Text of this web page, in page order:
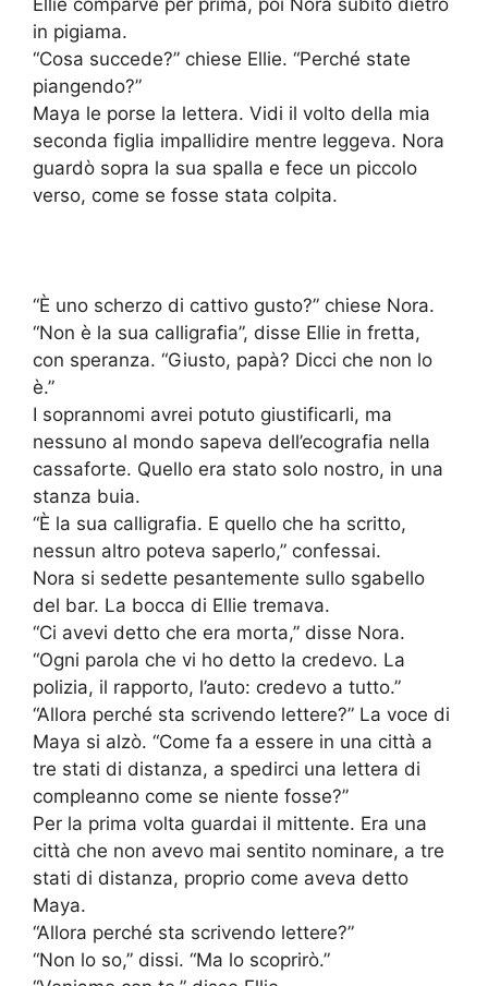
Ellie comparve per prima, poi Nora subito dietro
in pigiama.
“Cosa succede?” chiese Ellie. “Perché state
piangendo?”
Maya le porse la lettera. Vidi il volto della mia
seconda figlia impallidire mentre leggeva. Nora
guardò sopra la sua spalla e fece un piccolo
verso, come se fosse stata colpita.
“È uno scherzo di cattivo gusto?” chiese Nora.
“Non è la sua calligrafia”, disse Ellie in fretta,
con speranza. “Giusto, papà? Dicci che non lo
è.”
I soprannomi avrei potuto giustificarli, ma
nessuno al mondo sapeva dell’ecografia nella
cassaforte. Quello era stato solo nostro, in una
stanza buia.
“È la sua calligrafia. E quello che ha scritto,
nessun altro poteva saperlo,” confessai.
Nora si sedette pesantemente sullo sgabello
del bar. La bocca di Ellie tremava.
“Ci avevi detto che era morta,” disse Nora.
“Ogni parola che vi ho detto la credevo. La
polizia, il rapporto, l’auto: credevo a tutto.”
“Allora perché sta scrivendo lettere?” La voce di
Maya si alzò. “Come fa a essere in una città a
tre stati di distanza, a spedirci una lettera di
compleanno come se niente fosse?”
Per la prima volta guardai il mittente. Era una
città che non avevo mai sentito nominare, a tre
stati di distanza, proprio come aveva detto
Maya.
“Allora perché sta scrivendo lettere?”
“Non lo so,” dissi. “Ma lo scoprirò.”